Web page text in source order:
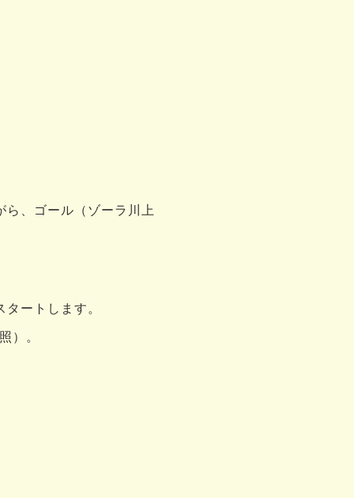
、ゴール（ゾーラ川上
ートします。
）。